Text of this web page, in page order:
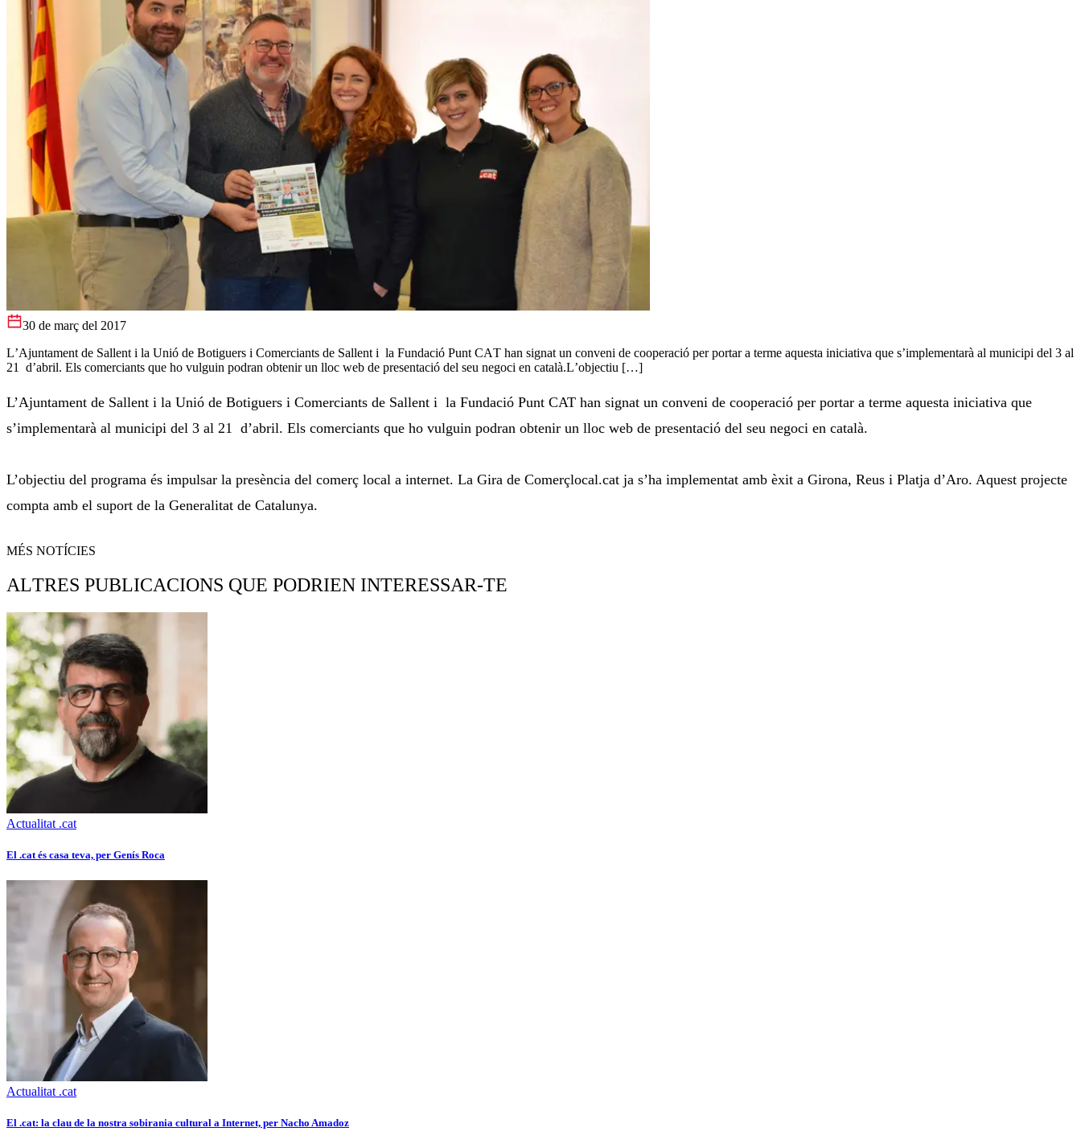
30 de març del 2017
L’Ajuntament de Sallent i la Unió de Botiguers i Comerciants de Sallent i la Fundació Punt CAT han signat un conveni de cooperació per portar a terme aquesta iniciativa que s’implementarà al municipi del 3 al
21 d’abril. Els comerciants que ho vulguin podran obtenir un lloc web de presentació del seu negoci en català.L’objectiu […]
L’Ajuntament de Sallent i la Unió de Botiguers i Comerciants de Sallent i la Fundació Punt CAT han signat un conveni de cooperació per portar a terme aquesta iniciativa que
s’implementarà al municipi del 3 al 21 d’abril. Els comerciants que ho vulguin podran obtenir un lloc web de presentació del seu negoci en català.
L’objectiu del programa és impulsar la presència del comerç local a internet. La Gira de Comerçlocal.cat ja s’ha implementat amb èxit a Girona, Reus i Platja d’Aro. Aquest projecte
compta amb el suport de la Generalitat de Catalunya.
MÉS NOTÍCIES
ALTRES PUBLICACIONS QUE PODRIEN INTERESSAR-TE
Actualitat .cat
El .cat és casa teva, per Genís Roca
Actualitat .cat
El .cat: la clau de la nostra sobirania cultural a Internet, per Nacho Amadoz